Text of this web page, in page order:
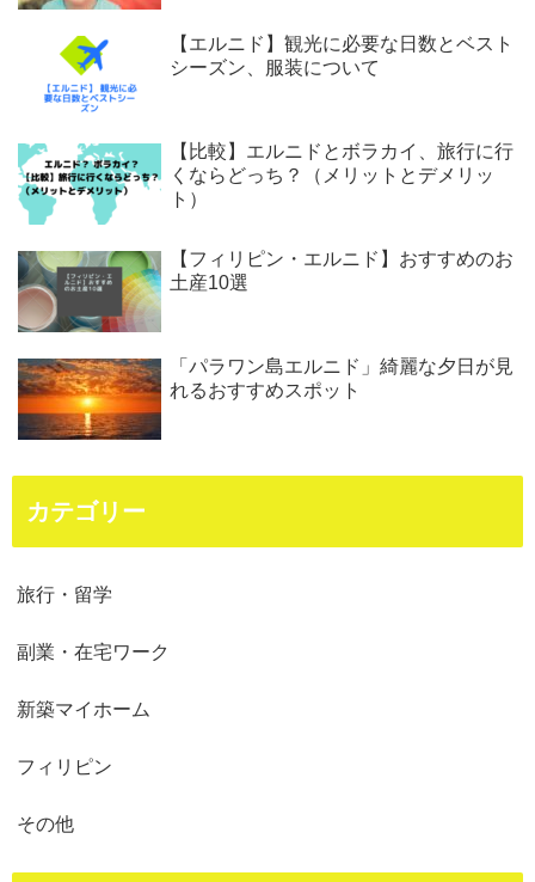
【エルニド】観光に必要な日数とベスト
シーズン、服装について
【比較】エルニドとボラカイ、旅行に行
くならどっち？（メリットとデメリッ
ト）
【フィリピン・エルニド】おすすめのお
土産10選
「パラワン島エルニド」綺麗な夕日が見
れるおすすめスポット
カテゴリー
旅行・留学
副業・在宅ワーク
新築マイホーム
フィリピン
その他